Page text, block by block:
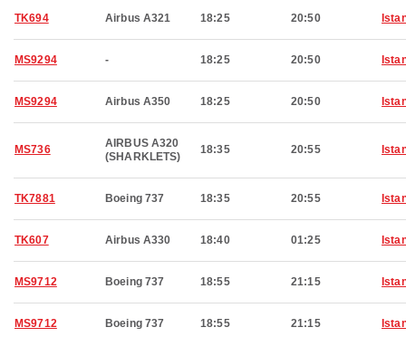
TK694 Airbus A321 18:25 20:50
MS9294 - 18:25 20:50
MS9294 Airbus A350 18:25 20:50
MS736
AIRBUS A320
(SHARKLETS)
18:35 20:55
TK7881 Boeing 737 18:35 20:55
TK607 Airbus A330 18:40 01:25
MS9712 Boeing 737 18:55 21:15
MS9712 Boeing 737 18:55 21:15